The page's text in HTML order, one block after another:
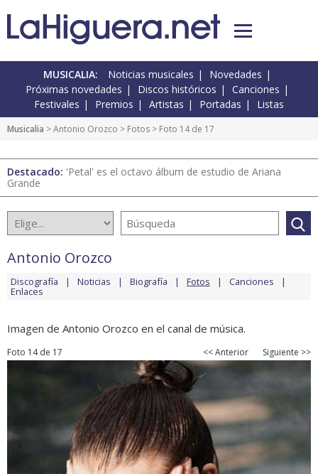
MUSICALIA: Noticias musicales
Novedades
Próximas novedades
Discos históricos
Canciones
Festivales
Premios Artistas Portadas Listas
Musicalia >Antonio Orozco > Fotos > Foto 14 de 17
Destacado: 'Petal' es el octavo álbum de estudio de Ariana
Grande
Antonio Orozco
Discografía Noticias Biografía Fotos Canciones
Enlaces
Imagen de Antonio Orozco en el canal de música.
Foto 14 de 17 << Anterior Siguiente >>